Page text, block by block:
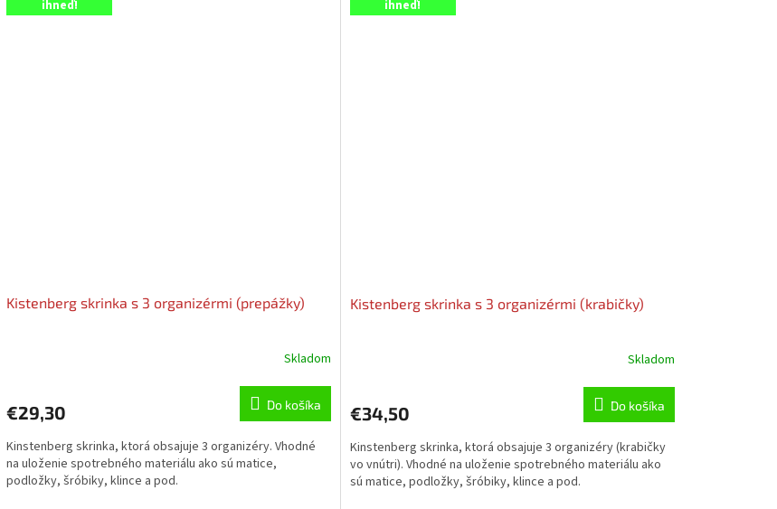
ihneď!
Kistenberg skrinka s 3 organizérmi (prepážky)
Skladom
€29,30 Do košíka
Kinstenberg skrinka, ktorá obsajuje 3 organizéry. Vhodné
na uloženie spotrebného materiálu ako sú matice,
podložky, šróbiky, klince a pod.
ihneď!
Kistenberg skrinka s 3 organizérmi (krabičky)
je
z
5
hviezdičiek.
Skladom
€34,50 Do košíka
Kinstenberg skrinka, ktorá obsajuje 3 organizéry (krabičky
vo vnútri). Vhodné na uloženie spotrebného materiálu ako
sú matice, podložky, šróbiky, klince a pod.